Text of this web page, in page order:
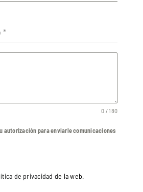
*
0 / 180
autorización para enviarle comunicaciones
de privacidad de la web.